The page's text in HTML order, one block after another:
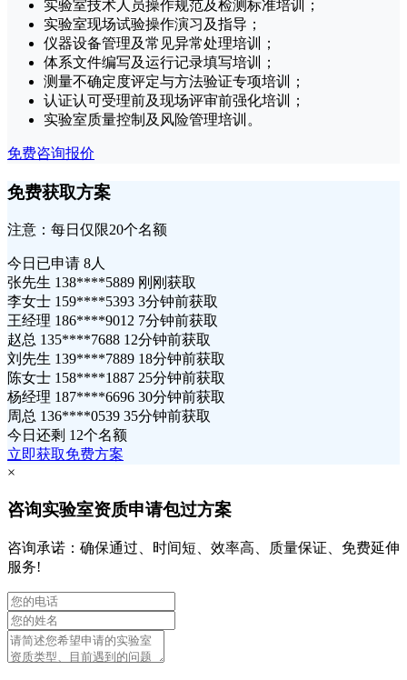
实验室技术人员操作规范及检测标准培训；
实验室现场试验操作演习及指导；
仪器设备管理及常见异常处理培训；
体系文件编写及运行记录填写培训；
测量不确定度评定与方法验证专项培训；
认证认可受理前及现场评审前强化培训；
实验室质量控制及风险管理培训。
免费咨询报价
免费获取方案
注意：每日仅限20个名额
今日已申请 8人
张先生 138****5889 刚刚获取
李女士 159****5393 3分钟前获取
王经理 186****9012 7分钟前获取
赵总 135****7688 12分钟前获取
刘先生 139****7889 18分钟前获取
陈女士 158****1887 25分钟前获取
杨经理 187****6696 30分钟前获取
周总 136****0539 35分钟前获取
今日还剩 12个名额
立即获取免费方案
×
咨询实验室资质申请包过方案
咨询承诺：确保通过、时间短、效率高、质量保证、免费延伸
服务!